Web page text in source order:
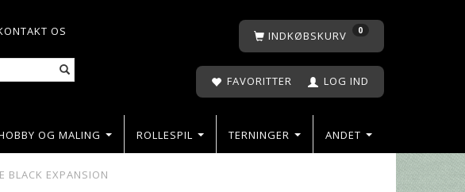
OS INDKØBSKURV 0
FAVORITTER LOG IND
OG MALING ROLLESPIL TERNINGER ANDET
BLACK EXPANSION